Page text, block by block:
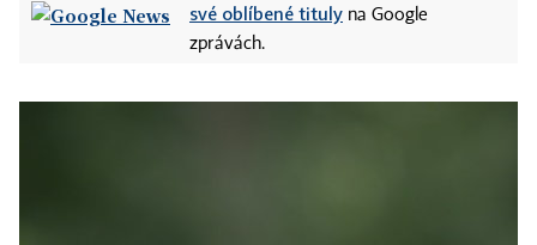
své oblíbené tituly na Google
zprávách.